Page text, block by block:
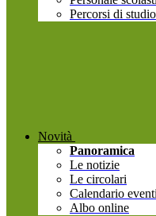
Percorsi di studio
Novità
Panoramica
Le notizie
Le circolari
Calendario eventi
Albo online